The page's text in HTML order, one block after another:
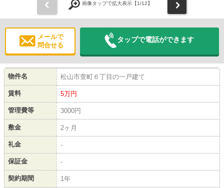
画像タップで拡大表示【1/12】
メールで
問合せる
タップで電話ができます
物件名 松山市萱町６丁目の一戸建て
賃料 5万円
管理費等 3000円
敷金 2ヶ月
礼金 -
保証金 -
契約期間 1年